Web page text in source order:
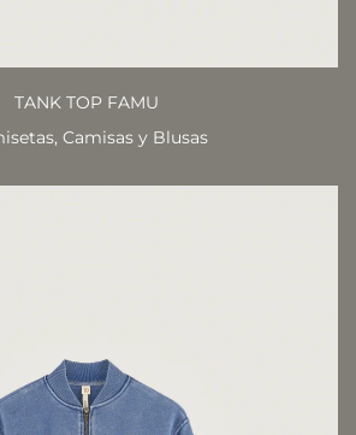
TANK TOP FAMU
Camisas y Blusas